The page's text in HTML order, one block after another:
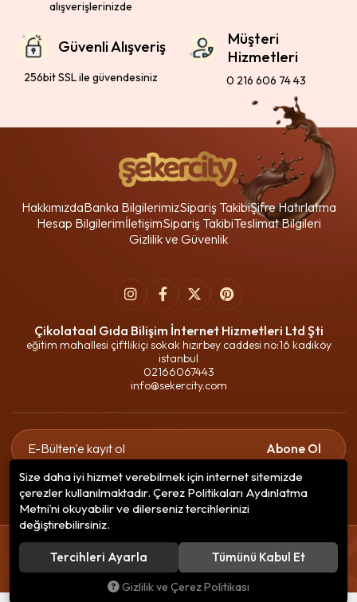
alışverişlerinizde
Güvenli Alışveriş
256bit SSL ile güvendesiniz
Müşteri
Hizmetleri
0 216 606 74 43
HakkımızdaBanka BilgilerimizSipariş TakibiŞifre Hatırlatma
Hesap BilgilerimİletişimSipariş TakibiTeslimat Bilgileri
Gizlilik ve Güvenlik
Çikolataal Gıda Bilişim İnternet Hizmetleri Ltd Şti
eğitim mahallesi çiftlikiçi sokak hızırbey caddesi no:16 kadıköy
istanbul
02166067443
info@sekercity.com
Abone Ol
Gizlilik politikasınıokudum ve elektronik posta almayı kabul
ediyorum.
© 2020Çikolataal Gıda Bilişim. Tüm hakları saklıdır.
256 BitSSLEncryption
Size daha iyi hizmet verebilmek için internet sitemizde
çerezler kullanılmaktadır. Çerez Politikaları Aydınlatma
Metni’ni okuyabilir ve dilerseniz tercihlerinizi
değiştirebilirsiniz.
Tercihleri Ayarla Tümünü Kabul Et
Gizlilik ve Çerez Politikası